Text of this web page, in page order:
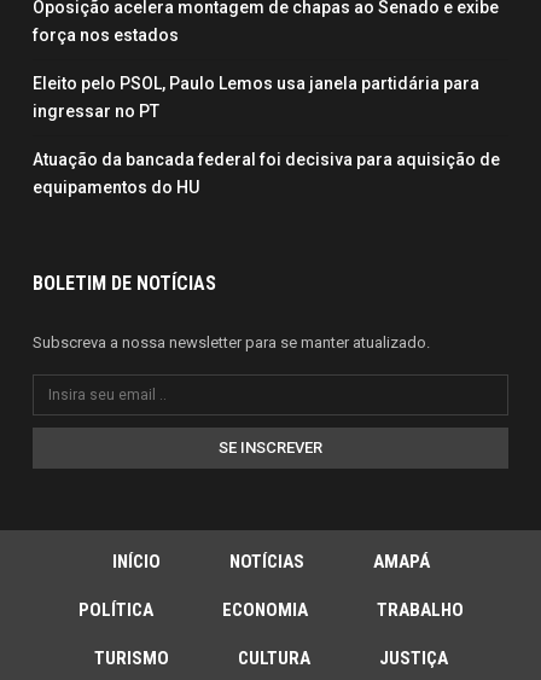
Oposição acelera montagem de chapas ao Senado e exibe
força nos estados
Eleito pelo PSOL, Paulo Lemos usa janela partidária para
ingressar no PT
Atuação da bancada federal foi decisiva para aquisição de
equipamentos do HU
BOLETIM DE NOTÍCIAS
Subscreva a nossa newsletter para se manter atualizado.
SE INSCREVER
INÍCIO NOTÍCIAS AMAPÁ
POLÍTICA ECONOMIA TRABALHO
TURISMO CULTURA JUSTIÇA